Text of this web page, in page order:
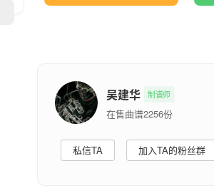
吴建华 制谱师
在售曲谱2256份
私信TA 加入TA的粉丝群